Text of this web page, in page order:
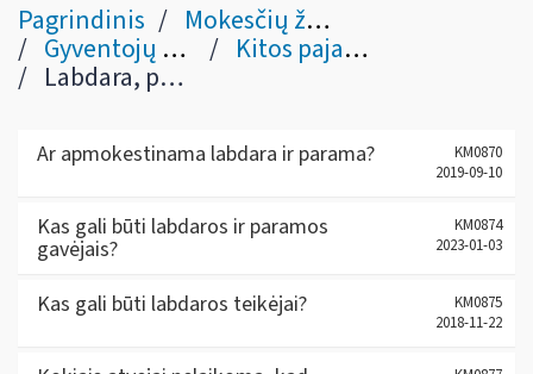
Pagrindinis Mokesčių žinynas
Gyventojų pajamų mokestis Kitos pajamos / išmokos (pagal abėcėlę)
Labdara, parama
Ar apmokestinama labdara ir parama?
KM0870
2019-09-10
Kas gali būti labdaros ir paramos
gavėjais?
KM0874
2023-01-03
Kas gali būti labdaros teikėjai?
KM0875
2018-11-22